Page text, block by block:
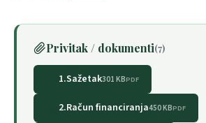
Privitak / dokumenti(7)
1.Sažetak301 KBPDF
2.Račun financiranja450 KBPDF